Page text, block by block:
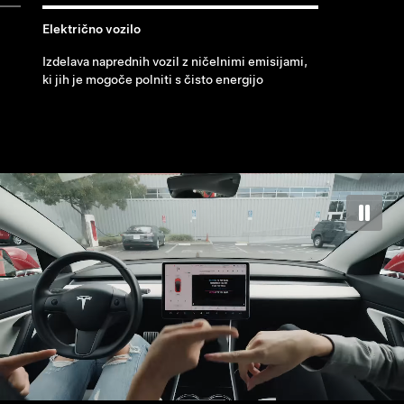
Električno vozilo
Izdelava naprednih vozil z ničelnimi emisijami,
ki jih je mogoče polniti s čisto energijo